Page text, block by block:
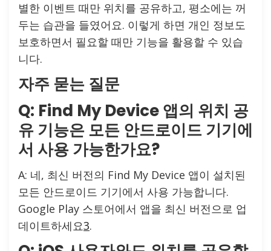
별한 이벤트 때만 위치를 공유하고, 평소에는 꺼
두는 습관을 들였어요. 이렇게 하면 개인 정보도
보호하면서 필요할 때만 기능을 활용할 수 있습
니다.
자주 묻는 질문
Q: Find My Device 앱의 위치 공
유 기능은 모든 안드로이드 기기에
서 사용 가능한가요?
A: 네, 최신 버전의 Find My Device 앱이 설치된
모든 안드로이드 기기에서 사용 가능합니다.
Google Play 스토어에서 앱을 최신 버전으로 업
데이트하세요3.